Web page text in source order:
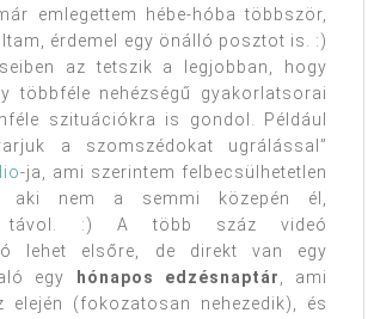
emlegettem hébe-hóba többször,
érdemel egy önálló posztot is. :)
az tetszik a legjobban, hogy
többféle nehézségű gyakorlatsorai
szituációkra is gondol. Például
a szomszédokat ugrálással”
-ja, ami szerintem felbecsülhetetlen
aki nem a semmi közepén él,
távol. :) A több száz videó
lehet elsőre, de direkt van egy
egy
hónapos edzésnaptár, ami
elején (fokozatosan nehezedik), és